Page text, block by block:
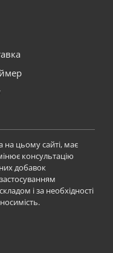
на цьому сайті, має
консультацію
добавок
і за необхідності